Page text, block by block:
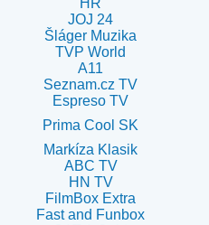
JOJ 24
Šláger Muzika
TVP World
A11
Seznam.cz TV
Espreso TV
Prima Cool SK
Markíza Klasik
ABC TV
HN TV
FilmBox Extra
Fast and Funbox